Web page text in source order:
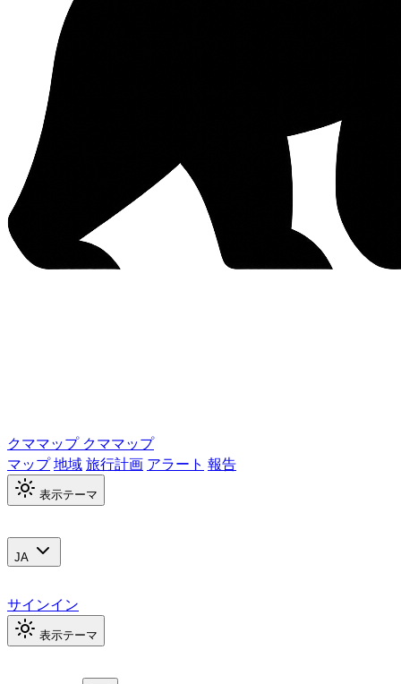
クママップ クママップ
マップ地域旅行計画 アラート 報告
表示テーマ
JA
サインイン
表示テーマ